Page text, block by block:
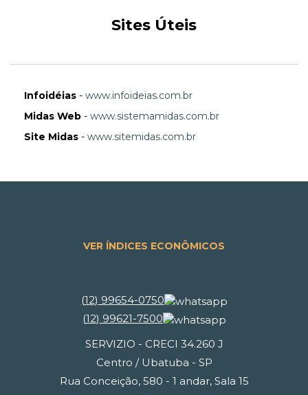
Sites Úteis
Infoidéias - www.infoideias.com.br
Midas Web - www.sistemamidas.com.br
Site Midas - www.sitemidas.com.br
VER ÍNDICES ECONÔMICOS
(12) 99654-0750
(12) 99621-7500
SERVIZIO - CRECI 34.260 J
Centro / Ubatuba - SP
Rua Conceição, 580 - 1 andar, Sala 15